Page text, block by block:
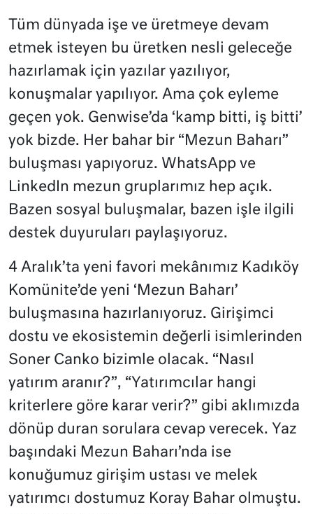
Tüm dünyada işe ve üretmeye devam
etmek isteyen bu üretken nesli geleceğe
hazırlamak için yazılar yazılıyor,
konuşmalar yapılıyor. Ama çok eyleme
geçen yok. Genwise’da ‘kamp bitti, iş bitti’
yok bizde. Her bahar bir “Mezun Baharı”
buluşması yapıyoruz. WhatsApp ve
LinkedIn mezun gruplarımız hep açık.
Bazen sosyal buluşmalar, bazen işle ilgili
destek duyuruları paylaşıyoruz.
4 Aralık’ta yeni favori mekânımız Kadıköy
Komünite’de yeni ‘Mezun Baharı’
buluşmasına hazırlanıyoruz. Girişimci
dostu ve ekosistemin değerli isimlerinden
Soner Canko bizimle olacak. “Nasıl
yatırım aranır?”, “Yatırımcılar hangi
kriterlere göre karar verir?” gibi aklımızda
dönüp duran sorulara cevap verecek. Yaz
başındaki Mezun Baharı’nda ise
konuğumuz girişim ustası ve melek
yatırımcı dostumuz Koray Bahar olmuştu.